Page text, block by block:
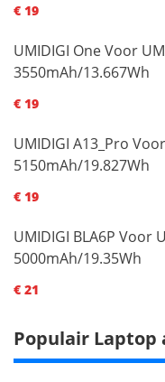
€ 19
UMIDIGI One Voor
3550mAh/13.667Wh
€ 19
UMIDIGI A13_Pro
5150mAh/19.827Wh
€ 19
UMIDIGI BLA6P Voor
5000mAh/19.35Wh
€ 21
Populair Laptop